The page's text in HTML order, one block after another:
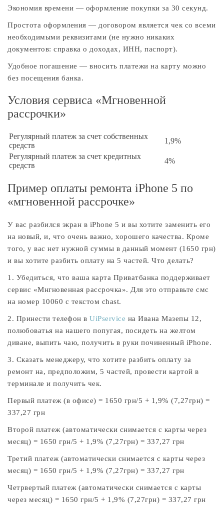
Экономия времени — оформление покупки за 30 секунд.
Простота оформления — договором является чек со всеми
необходимыми реквизитами (не нужно никаких
документов: справка о доходах, ИНН, паспорт).
Удобное погашение — вносить платежи на карту можно
без посещения банка.
Условия сервиса «Мгновенной
рассрочки»
Регулярный платеж за счет собственных
средств
1,9%
Регулярный платеж за счет кредитных
средств
4%
Пример оплаты ремонта iPhone 5 по
«мгновенной рассрочке»
У вас разбился экран в iPhone 5 и вы хотите заменить его
на новый, и, что очень важно, хорошего качества. Кроме
того, у вас нет нужной суммы в данный момент (1650 грн)
и вы хотите разбить оплату на 5 частей. Что делать?
1. Убедиться, что ваша карта Приватбанка поддерживает
сервис «Мнгновенная рассрочка». Для это отправьте смс
на номер 10060 с текстом chast.
2. Принести телефон в UiPservice на Ивана Мазепы 12,
полюбоватья на нашего попугая, посидеть на желтом
диване, выпить чаю, получить в руки починенный iPhone.
3. Сказать менеджеру, что хотите разбить оплату за
ремонт на, предположим, 5 частей, провести картой в
терминале и получить чек.
Первый платеж (в офисе) = 1650 грн/5 + 1,9% (7,27грн) =
337,27 грн
Второй платеж (автоматически снимается с карты через
месяц) = 1650 грн/5 + 1,9% (7,27грн) = 337,27 грн
Третий платеж (автоматически снимается с карты через
месяц) = 1650 грн/5 + 1,9% (7,27грн) = 337,27 грн
Четрвертый платеж (автоматически снимается с карты
через месяц) = 1650 грн/5 + 1,9% (7,27грн) = 337,27 грн